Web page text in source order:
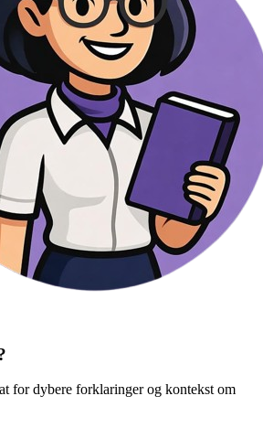
for dybere forklaringer og kontekst om